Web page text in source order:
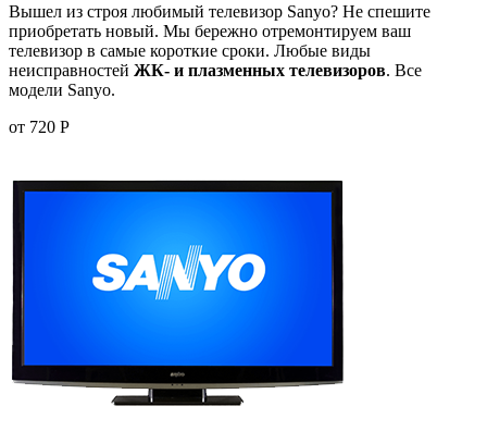
Вышел из строя любимый телевизор Sanyo? Не спешите
приобретать новый. Мы бережно отремонтируем ваш
телевизор в самые короткие сроки. Любые виды
неисправностей ЖК- и плазменных телевизоров. Все
модели Sanyo.
от 720 Р